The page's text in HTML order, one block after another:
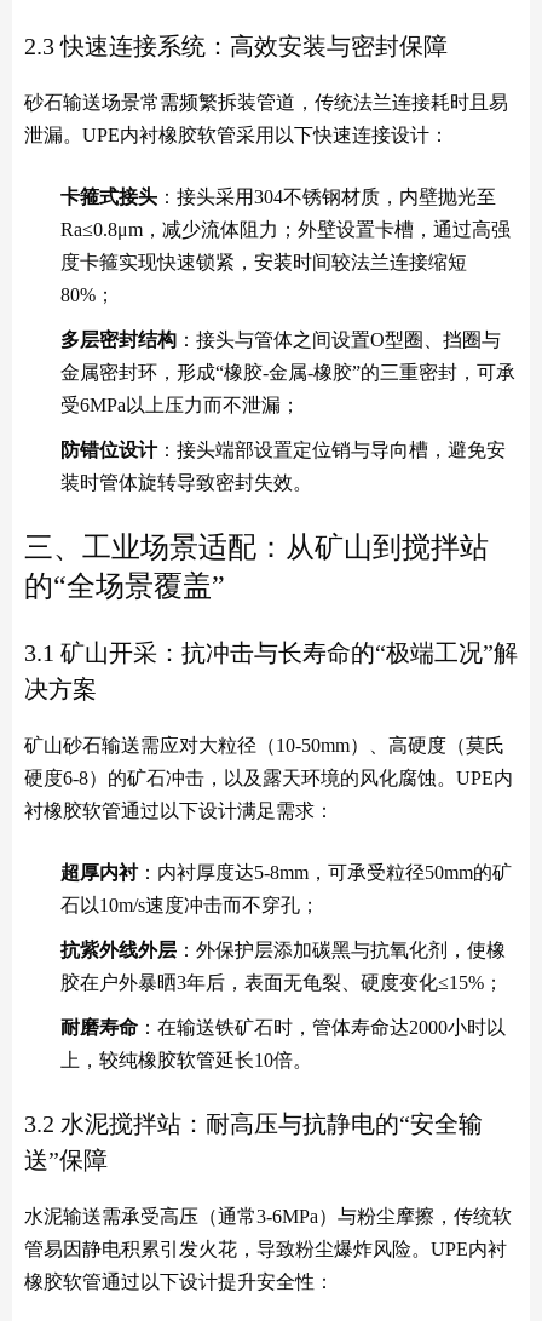
2.3 快速连接系统：高效安装与密封保障
砂石输送场景常需频繁拆装管道，传统法兰连接耗时且易
泄漏。UPE内衬橡胶软管采用以下快速连接设计：
卡箍式接头 ：接头采用304不锈钢材质，内壁抛光至
Ra≤0.8μm，减少流体阻力；外壁设置卡槽，通过高强
度卡箍实现快速锁紧，安装时间较法兰连接缩短
80%；
多层密封结构 ：接头与管体之间设置O型圈、挡圈与
金属密封环，形成“橡胶-金属-橡胶”的三重密封，可承
受6MPa以上压力而不泄漏；
防错位设计：接头端部设置定位销与导向槽，避免安
装时管体旋转导致密封失效。
三、工业场景适配：从矿山到搅拌站
的“全场景覆盖”
3.1 矿山开采：抗冲击与长寿命的“极端工况”解
决方案
矿山砂石输送需应对大粒径（10-50mm）、高硬度（莫氏
硬度6-8）的矿石冲击，以及露天环境的风化腐蚀。UPE内
衬橡胶软管通过以下设计满足需求：
超厚内衬：内衬厚度达5-8mm，可承受粒径50mm的矿
石以10m/s速度冲击而不穿孔；
抗紫外线外层 ：外保护层添加碳黑与抗氧化剂，使橡
胶在户外暴晒3年后，表面无龟裂、硬度变化≤15%；
耐磨寿命 ：在输送铁矿石时，管体寿命达2000小时以
上，较纯橡胶软管延长10倍。
3.2 水泥搅拌站：耐高压与抗静电的“安全输
送”保障
水泥输送需承受高压（通常3-6MPa）与粉尘摩擦，传统软
管易因静电积累引发火花，导致粉尘爆炸风险。UPE内衬
橡胶软管通过以下设计提升安全性：